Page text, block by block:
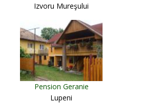
Izvoru Mureşului
Pension Geranie
Lupeni